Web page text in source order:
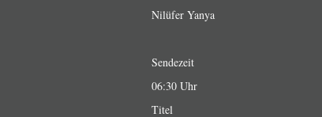
Nilüfer Yanya
Sendezeit
06:30 Uhr
Titel